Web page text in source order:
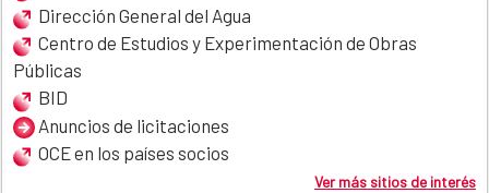
Dirección General del Agua
Centro de Estudios y Experimentación de Obras
Públicas
BID
Anuncios de licitaciones
OCE en los países socios
Ver más sitios de interés